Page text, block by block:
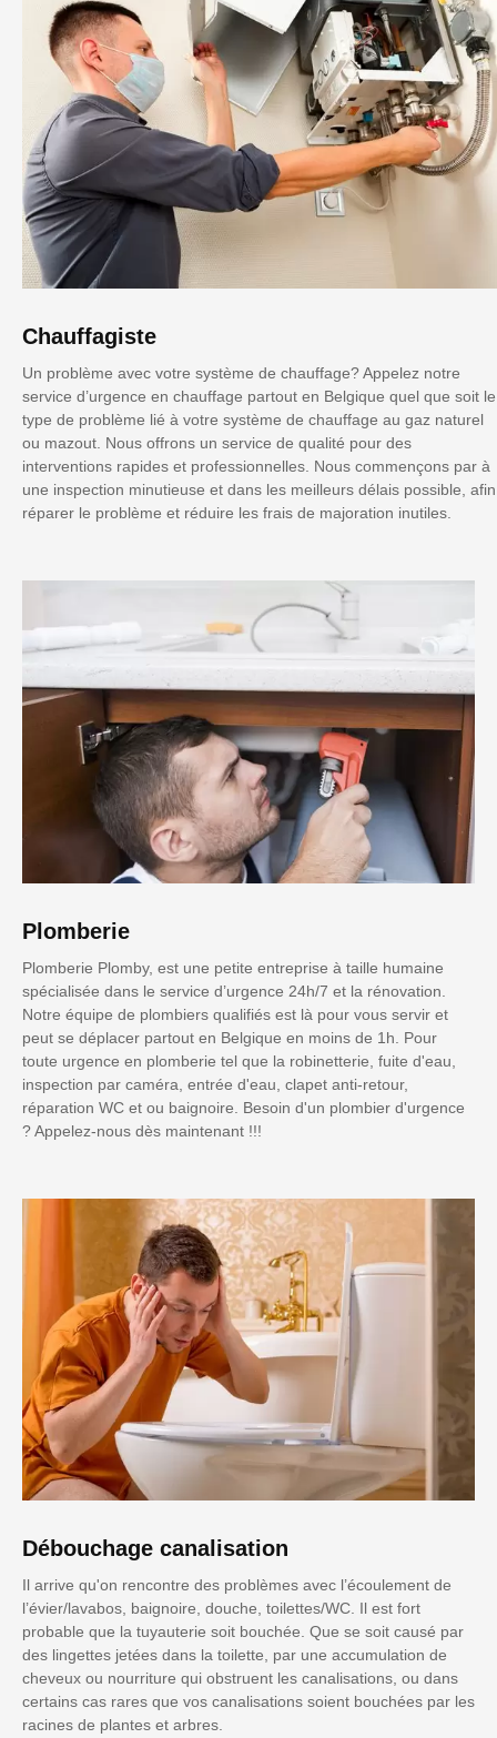
Chauffagiste
Un problème avec votre système de chauffage? Appelez notre
service d’urgence en chauffage partout en Belgique quel que soit le
type de problème lié à votre système de chauffage au gaz naturel
ou mazout. Nous offrons un service de qualité pour des
interventions rapides et professionnelles. Nous commençons par à
une inspection minutieuse et dans les meilleurs délais possible, afin
réparer le problème et réduire les frais de majoration inutiles.
Plomberie
Plomberie Plomby, est une petite entreprise à taille humaine
spécialisée dans le service d’urgence 24h/7 et la rénovation.
Notre équipe de plombiers qualifiés est là pour vous servir et
peut se déplacer partout en Belgique en moins de 1h. Pour
toute urgence en plomberie tel que la robinetterie, fuite d'eau,
inspection par caméra, entrée d'eau, clapet anti-retour,
réparation WC et ou baignoire. Besoin d'un plombier d'urgence
? Appelez-nous dès maintenant !!!
Débouchage canalisation
Il arrive qu'on rencontre des problèmes avec l’écoulement de
l’évier/lavabos, baignoire, douche, toilettes/WC. Il est fort
probable que la tuyauterie soit bouchée. Que se soit causé par
des lingettes jetées dans la toilette, par une accumulation de
cheveux ou nourriture qui obstruent les canalisations, ou dans
certains cas rares que vos canalisations soient bouchées par les
racines de plantes et arbres.